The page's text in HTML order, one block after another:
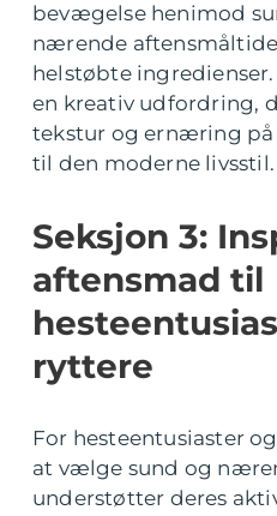
bevægelse henimod
nærende
helstøbte
en kreativ udfordring,
tekstur og ernæring på
til den moderne livsstil.
Seksjon 3:
aftensmad til
ryttere
For hesteentusiaster
at vælge sund og
understøtter deres